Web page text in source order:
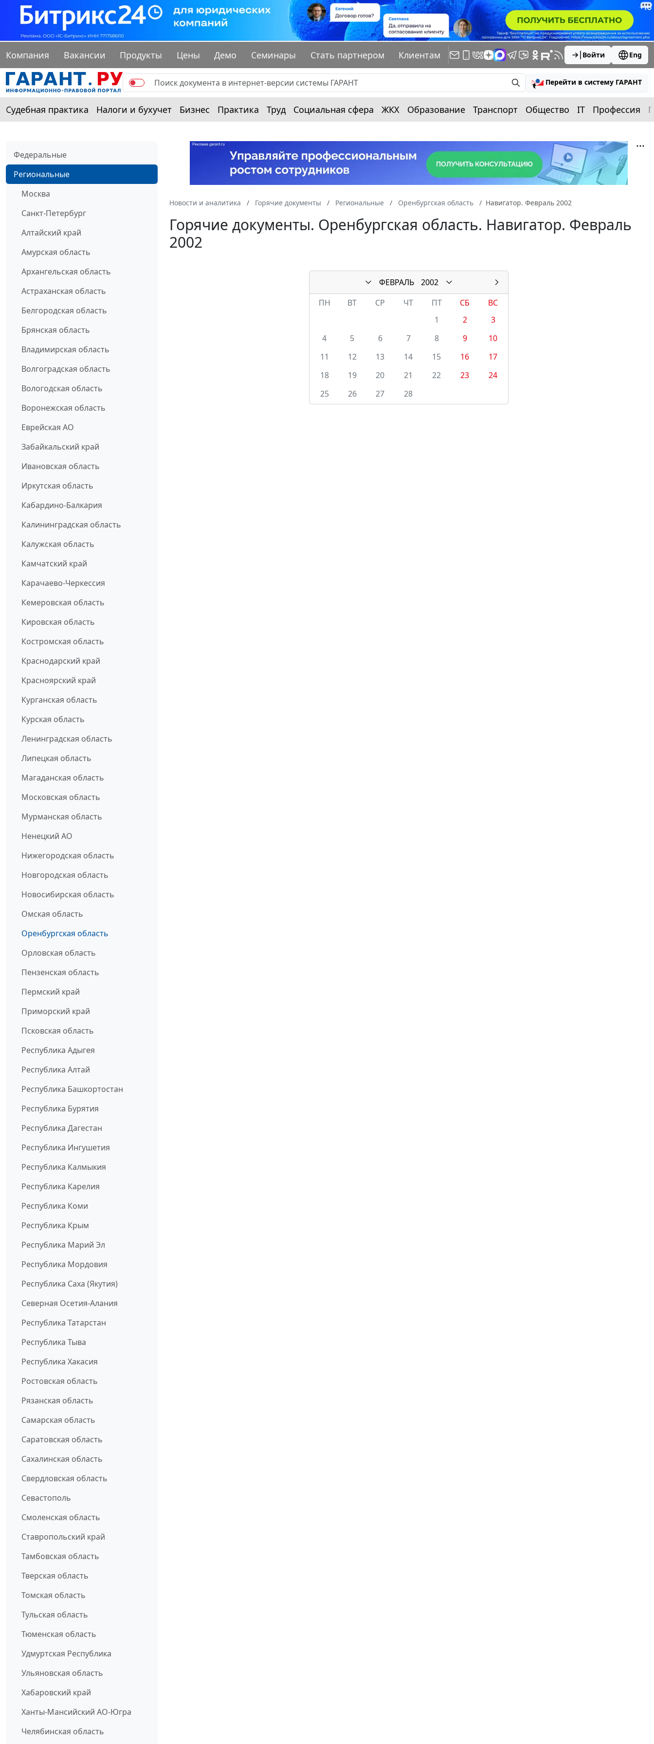
Компания Вакансии Продукты Цены Демо Семинары Стать партнером Клиентам Войти Eng
Перейти в систему ГАРАНТ
Судебная практика Налоги и бухучет Бизнес Практика Труд Социальная сфера ЖКХ Образование Транспорт Общество IT Профессия
Федеральные
Региональные
Москва
Санкт-Петербург
Алтайский край
Амурская область
Архангельская область
Астраханская область
Белгородская область
Брянская область
Владимирская область
Волгоградская область
Вологодская область
Воронежская область
Еврейская АО
Забайкальский край
Ивановская область
Иркутская область
Кабардино-Балкария
Калининградская область
Калужская область
Камчатский край
Карачаево-Черкессия
Кемеровская область
Кировская область
Костромская область
Краснодарский край
Красноярский край
Курганская область
Курская область
Ленинградская область
Липецкая область
Магаданская область
Московская область
Мурманская область
Ненецкий АО
Нижегородская область
Новгородская область
Новосибирская область
Омская область
Оренбургская область
Орловская область
Пензенская область
Пермский край
Приморский край
Псковская область
Республика Адыгея
Республика Алтай
Республика Башкортостан
Республика Бурятия
Республика Дагестан
Республика Ингушетия
Республика Калмыкия
Республика Карелия
Республика Коми
Республика Крым
Республика Марий Эл
Республика Мордовия
Республика Саха (Якутия)
Северная Осетия-Алания
Республика Татарстан
Республика Тыва
Республика Хакасия
Ростовская область
Рязанская область
Самарская область
Саратовская область
Сахалинская область
Свердловская область
Севастополь
Смоленская область
Ставропольский край
Тамбовская область
Тверская область
Томская область
Тульская область
Тюменская область
Удмуртская Республика
Ульяновская область
Хабаровский край
Ханты-Мансийский АО-Югра
Челябинская область
Новости и аналитика Горячие документы Региональные Оренбургская область Навигатор. Февраль 2002
Горячие документы. Оренбургская область. Навигатор. Февраль
2002
ФЕВРАЛЬ
2002
ПН
ВТ СР ЧТ ПТ СБ
ВС
1
2
3
4
5 6 7 8 9
10
11
12 13 14 15 16
17
18
19 20 21 22 23
24
25
26 27 28